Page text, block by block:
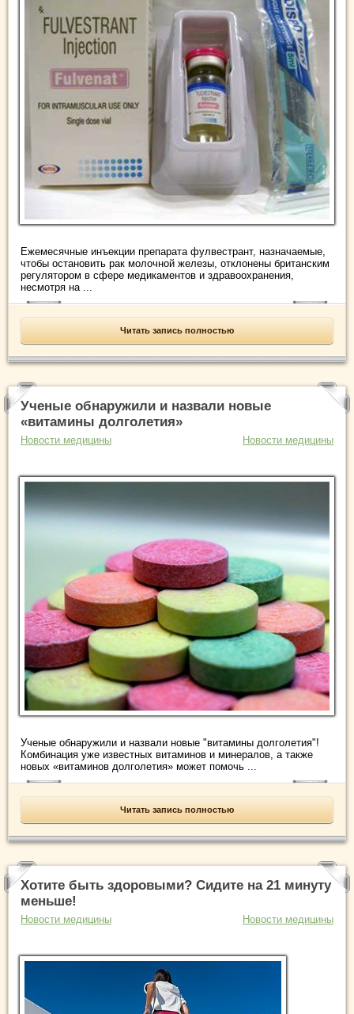
Ежемесячные инъекции препарата фулвестрант, назначаемые,
чтобы остановить рак молочной железы, отклонены британским
регулятором в сфере медикаментов и здравоохранения,
несмотря на ...
Читать запись полностью
Ученые обнаружили и назвали новые
«витамины долголетия»
Новости медицины Новости медицины
Ученые обнаружили и назвали новые "витамины долголетия"!
Комбинация уже известных витаминов и минералов, а также
новых «витаминов долголетия» может помочь ...
Читать запись полностью
Хотите быть здоровыми? Сидите на 21 минуту
меньше!
Новости медицины Новости медицины